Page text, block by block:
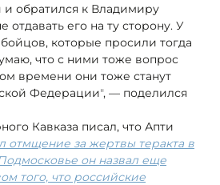
и обратился к Владимиру
отдавать его на ту сторону. У
бойцов, которые просили тогда
что с ними тоже вопрос
времени они тоже станут
Федерации", — поделился
Кавказа писал, что Апти
отмщение за жертвы теракта в
он назвал еще
того, что российские